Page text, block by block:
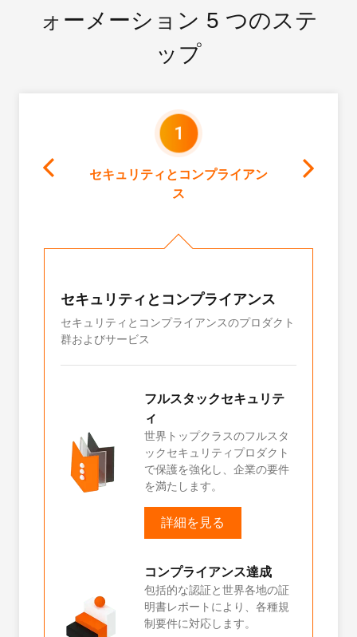
ォーメーション 5 つのステ
ップ
セキュリティとコンプライアン
ス
セキュリティとコンプライアンス
セキュリティとコンプライアンスのプロダクト
群およびサービス
フルスタックセキュリテ
ィ
世界トップクラスのフルスタ
ックセキュリティプロダクト
で保護を強化し、企業の要件
を満たします。
詳細を見る
コンプライアンス達成
包括的な認証と世界各地の証
明書レポートにより、各種規
制要件に対応します。